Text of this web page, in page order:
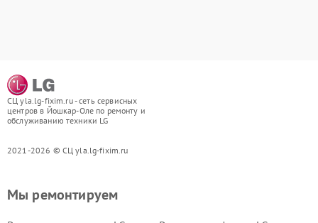
СЦ yla.lg-fixim.ru - сеть сервисных
центров в Йошкар-Оле по ремонту и
обслуживанию техники LG
2021-2026 © СЦ yla.lg-fixim.ru
Мы ремонтируем